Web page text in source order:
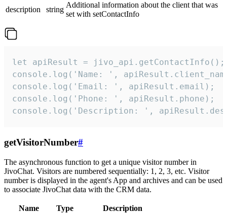
description
string
Additional information about the client that was
set with setContactInfo
let apiResult = jivo_api.getContactInfo();
console.log('Name: ',
console.log('Email: ', apiResult.email);
console.log('Phone: ', apiResult.phone);
console.log('Description: ',
getVisitorNumber#
The asynchronous function to get a unique visitor number in
JivoChat. Visitors are numbered sequentially: 1, 2, 3, etc. Visitor
number is displayed in the agent's App and archives and can be used
to associate JivoChat data with the CRM data.
Name Type
Description